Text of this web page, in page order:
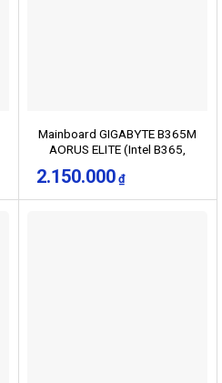
Mainboard GIGABYTE B365M
AORUS ELITE (Intel B365,
RAM DDR4)
2.150.000 ₫